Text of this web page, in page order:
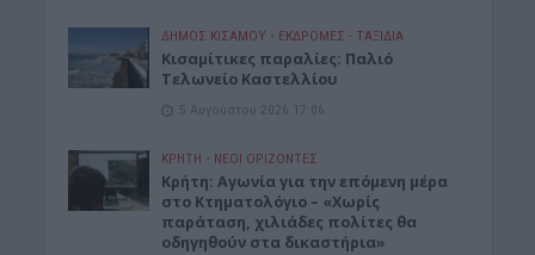
ΔΉΜΟΣ ΚΙΣΆΜΟΥ • ΕΚΔΡΟΜΈΣ - ΤΑΞΊΔΙΑ
Kισαμίτικες παραλίες: Παλιό
Τελωνείο Καστελλίου
5 Αυγούστου 2026 17:06
ΚΡΗΤΗ • ΝΕΟΙ ΟΡΙΖΟΝΤΕΣ
Kρήτη: Αγωνία για την επόμενη μέρα
στο Κτηματολόγιο – «Χωρίς
παράταση, χιλιάδες πολίτες θα
οδηγηθούν στα δικαστήρια»